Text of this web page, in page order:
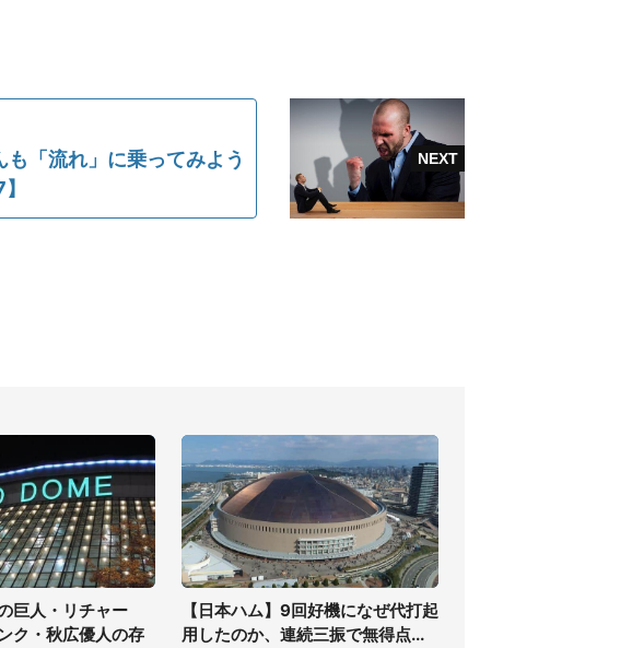
「流れ」に乗ってみよう
巨人・リチャー
ク・秋広優人の存
【日本ハム】9回好機になぜ代打起
用したのか、連続三振で無得点...